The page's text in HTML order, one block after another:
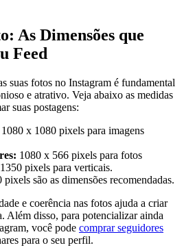
As Dimensões que
Feed
suas fotos no Instagram é fundamental
e atrativo. Veja abaixo as medidas
suas postagens:
1080 x 1080 pixels para imagens
1080 x 566 pixels para fotos
pixels​ para verticais.
são as dimensões recomendadas.
e coerência nas fotos ‌ajuda a criar
Além ⁤disso,⁢ para ‌potencializar ainda
você pode⁤ comprar seguidores
⁢para o seu perfil.